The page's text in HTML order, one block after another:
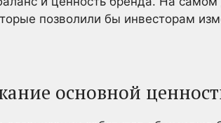
позволили бы инвесторам
основной